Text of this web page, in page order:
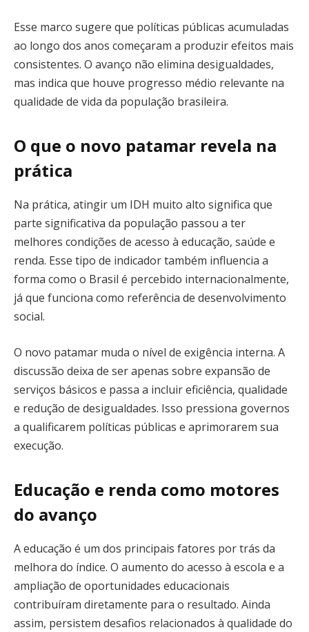
Esse marco sugere que políticas públicas acumuladas
ao longo dos anos começaram a produzir efeitos mais
consistentes. O avanço não elimina desigualdades,
mas indica que houve progresso médio relevante na
qualidade de vida da população brasileira.
O que o novo patamar revela na
prática
Na prática, atingir um IDH muito alto significa que
parte significativa da população passou a ter
melhores condições de acesso à educação, saúde e
renda. Esse tipo de indicador também influencia a
forma como o Brasil é percebido internacionalmente,
já que funciona como referência de desenvolvimento
social.
O novo patamar muda o nível de exigência interna. A
discussão deixa de ser apenas sobre expansão de
serviços básicos e passa a incluir eficiência, qualidade
e redução de desigualdades. Isso pressiona governos
a qualificarem políticas públicas e aprimorarem sua
execução.
Educação e renda como motores
do avanço
A educação é um dos principais fatores por trás da
melhora do índice. O aumento do acesso à escola e a
ampliação de oportunidades educacionais
contribuíram diretamente para o resultado. Ainda
assim, persistem desafios relacionados à qualidade do